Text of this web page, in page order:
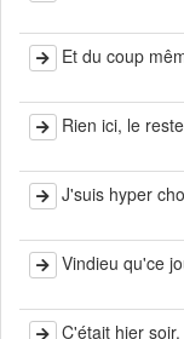
Et du coup
Rien ici, le
J'suis hyper
Vindieu qu'ce
C'était hier